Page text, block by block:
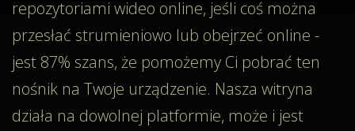
repozytoriami wideo online, jeśli coś można
przesłać strumieniowo lub obejrzeć online -
jest 87% szans, że pomożemy Ci pobrać ten
nośnik na Twoje urządzenie. Nasza witryna
działa na dowolnej platformie, może i jest